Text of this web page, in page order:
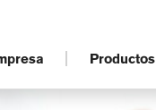
Productos